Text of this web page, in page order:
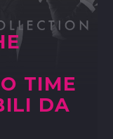
TIME
DA